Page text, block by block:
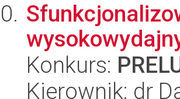
Konkurs:
Kierownik: dr